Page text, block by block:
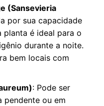
(Sansevieria
por sua capacidade
planta é ideal para o
durante a noite.
bem locais com
: Pode ser
pendente ou em